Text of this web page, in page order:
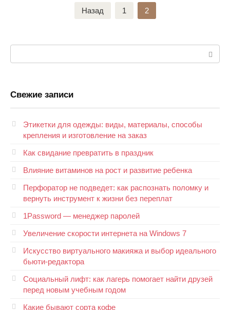
Назад 1 2
Свежие записи
Этикетки для одежды: виды, материалы, способы
крепления и изготовление на заказ
Как свидание превратить в праздник
Влияние витаминов на рост и развитие ребенка
Перфоратор не подведет: как распознать поломку и
вернуть инструмент к жизни без переплат
1Password — менеджер паролей
Увеличение скорости интернета на Windows 7
Искусство виртуального макияжа и выбор идеального
бьюти-редактора
Социальный лифт: как лагерь помогает найти друзей
перед новым учебным годом
Какие бывают сорта кофе